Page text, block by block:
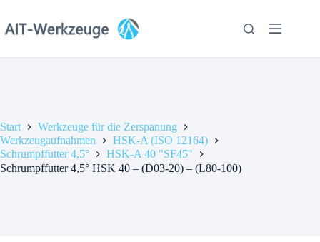
springen
Start
Werkzeuge für die Zerspanung
Werkzeugaufnahmen
HSK-A (ISO 12164)
Schrumpffutter 4,5°
HSK-A 40 "SF45"
Schrumpffutter 4,5° HSK 40 – (D03-20) – (L80-100)